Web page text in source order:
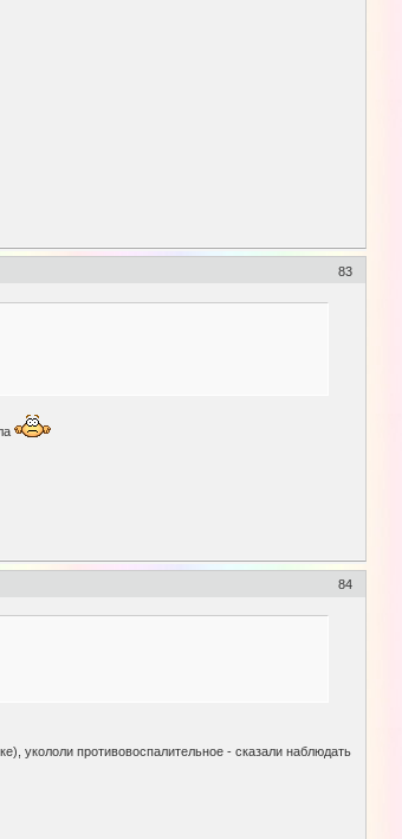
83
84
укололи противовоспалительное - сказали наблюдать